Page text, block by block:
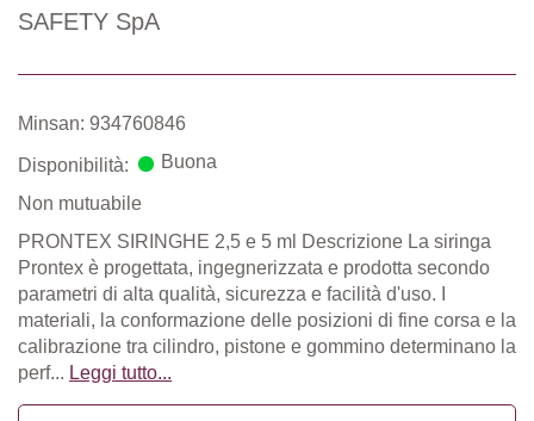
SAFETY SpA
Minsan: 934760846
Disponibilità: Buona
Non mutuabile
PRONTEX SIRINGHE 2,5 e 5 ml Descrizione La siringa
Prontex è progettata, ingegnerizzata e prodotta secondo
parametri di alta qualità, sicurezza e facilità d'uso. I
materiali, la conformazione delle posizioni di fine corsa e la
calibrazione tra cilindro, pistone e gommino determinano la
perf... Leggi tutto...